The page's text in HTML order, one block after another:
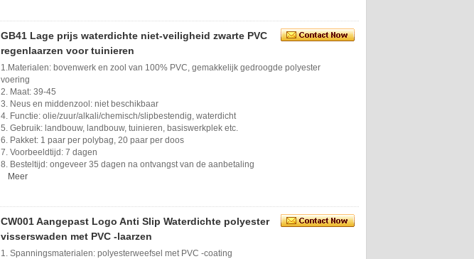
GB41 Lage prijs waterdichte niet-veiligheid zwarte PVC
regenlaarzen voor tuinieren
1.Materialen: bovenwerk en zool van 100% PVC, gemakkelijk gedroogde polyester
voering
2. Maat: 39-45
3. Neus en middenzool: niet beschikbaar
4. Functie: olie/zuur/alkali/chemisch/slipbestendig, waterdicht
5. Gebruik: landbouw, landbouw, tuinieren, basiswerkplek etc.
6. Pakket: 1 paar per polybag, 20 paar per doos
7. Voorbeeldtijd: 7 dagen
8. Besteltijd: ongeveer 35 dagen na ontvangst van de aanbetaling
Meer
CW001 Aangepast Logo Anti Slip Waterdichte polyester
visserswaden met PVC -laarzen
1. Spanningsmaterialen: polyesterweefsel met PVC -coating